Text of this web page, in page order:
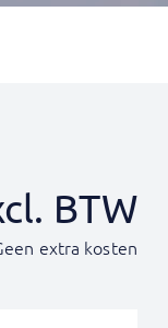
BTW
extra kosten